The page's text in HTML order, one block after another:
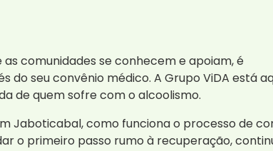
comunidades se conhecem e apoiam, é
seu convênio médico. A Grupo ViDA está
de quem sofre com o alcoolismo.
Jaboticabal, como funciona o processo de
o primeiro passo rumo à recuperação,